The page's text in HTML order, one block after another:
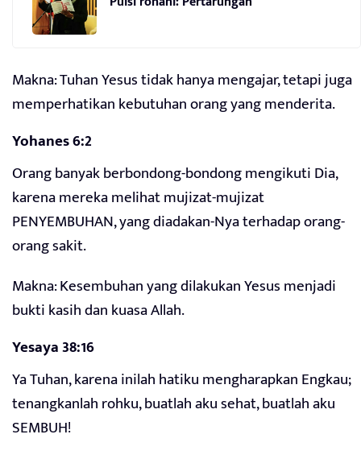
Makna: Tuhan Yesus tidak hanya mengajar, tetapi juga
memperhatikan kebutuhan orang yang menderita.
Yohanes 6:2
Orang banyak berbondong-bondong mengikuti Dia,
karena mereka melihat mujizat-mujizat
PENYEMBUHAN, yang diadakan-Nya terhadap orang-
orang sakit.
Makna: Kesembuhan yang dilakukan Yesus menjadi
bukti kasih dan kuasa Allah.
Yesaya 38:16
Ya Tuhan, karena inilah hatiku mengharapkan Engkau;
tenangkanlah rohku, buatlah aku sehat, buatlah aku
SEMBUH!